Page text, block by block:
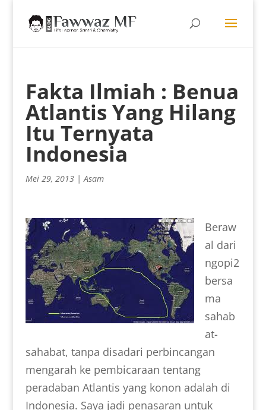
Fakta Ilmiah : Benua
Atlantis Yang Hilang
Itu Ternyata
Indonesia
Mei 29, 2013|Asam
Beraw
al dari
ngopi2
bersa
ma
sahab
at-
sahabat, tanpa disadari perbincangan
mengarah ke pembicaraan tentang
peradaban Atlantis yang konon adalah di
Indonesia. Saya jadi penasaran untuk